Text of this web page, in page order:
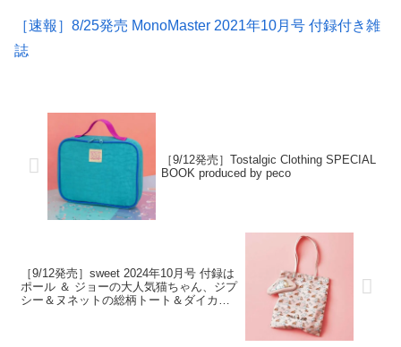
［速報］8/25発売 MonoMaster 2021年10月号 付録付き雑
誌
［9/12発売］Tostalgic Clothing SPECIAL
BOOK produced by peco
［9/12発売］sweet 2024年10月号 付録は
ポール ＆ ジョーの大人気猫ちゃん、ジプ
シー＆ヌネットの総柄トート＆ダイカッ